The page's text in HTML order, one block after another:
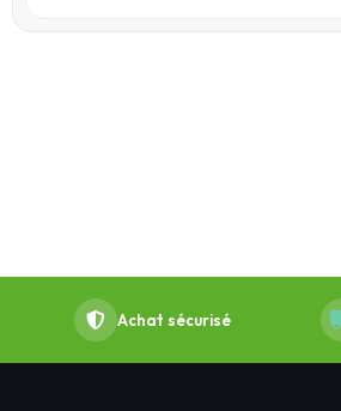
Achat sécurisé